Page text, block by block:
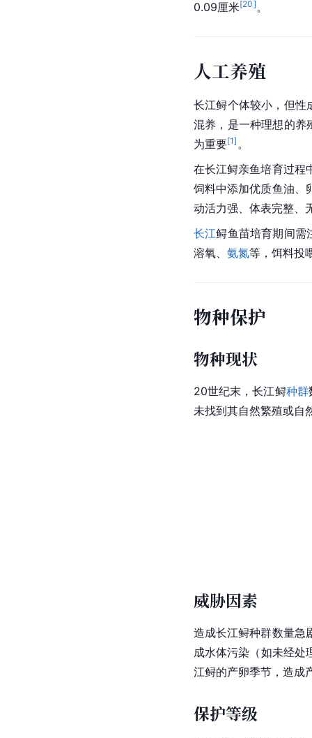
0.09厘米[20] 。
人工养殖
长江鲟个体较小，但性
混养，是一种理想的养
为重要[1] 。
在长江鲟亲鱼培育过程
饲料中添加优质鱼油
动活力强、体表完整、
长江鲟鱼苗培育期间需
溶氧、 氨氮等，饵料投
物种保护
物种现状
20世纪末，长江鲟种群
未找到其自然繁殖或自
威胁因素
造成长江鲟种群数量急
成水体污染（如未经处
江鲟的产卵季节，造成
保护等级